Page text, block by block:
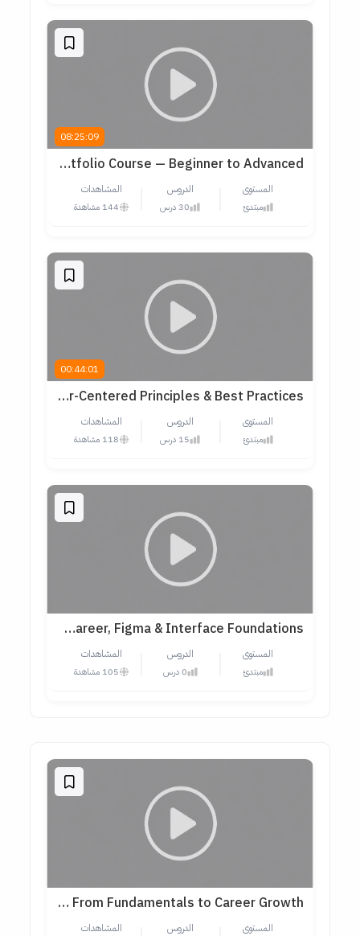
08:25:09
Complete UX Design Career & Portfolio Course — Beginner to Advanced
المستوى
مبتدئ
الدروس
30 درس
المشاهدات
144 مشاهدة
00:44:01
Mobile UX/UI Design Course — User-Centered Principles & Best Practices
المستوى
مبتدئ
الدروس
15 درس
المشاهدات
118 مشاهدة
Beginner UX/UI Design Master Course — Career, Figma & Interface Foundations
المستوى
مبتدئ
الدروس
0 درس
المشاهدات
105 مشاهدة
Product Design & Advanced UI/UX Skills Course — From Fundamentals to Career Growth
المستوى الدروس المشاهدات